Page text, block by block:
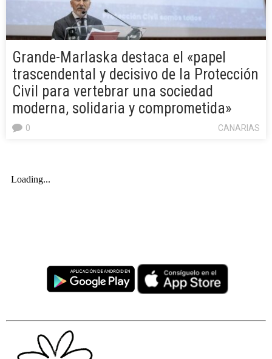
Grande-Marlaska destaca el «papel
trascendental y decisivo de la Protección
Civil para vertebrar una sociedad
moderna, solidaria y comprometida»
CANARIAS
0